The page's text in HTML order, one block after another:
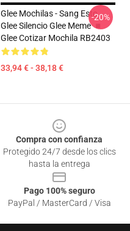
Glee Mochilas - Sang Esto
Glee Silencio Glee Meme ◾
Glee Cotizar Mochila RB2403
33,94 € - 38,18 €
-20%
Compra con confianza
Protegido 24/7 desde los clics
hasta la entrega
Pago 100% seguro
PayPal / MasterCard / Visa